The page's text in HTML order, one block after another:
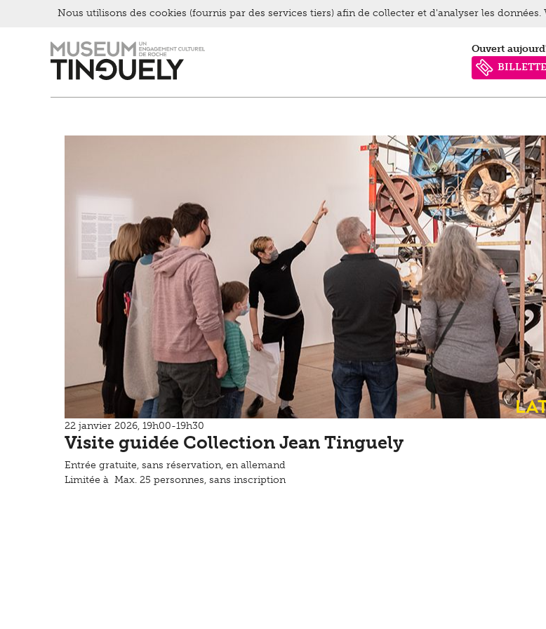
Hauptnavigation
Ouvert
22 janvier 2026, 19h00-19h30
Visite guidée Collection Jean Tinguely
Entrée gratuite, sans réservation, en allemand
Limitée à Max. 25 personnes, sans inscription
Nous utilisons des cookies (fournis par des services tiers) afin de collecter et d'analyser les